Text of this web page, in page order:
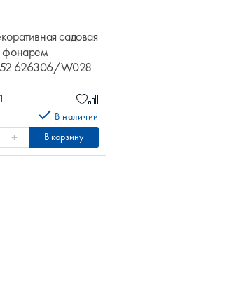
садовая
фонарем
626306/W028
В наличии
+ В корзину